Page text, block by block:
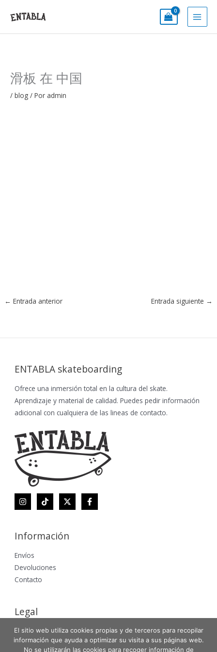
滑板 在 中国
/blog / Por admin
← Entrada anterior Entrada siguiente →
ENTABLA skateboarding
Ofrece una inmersión total en la cultura del skate.
Aprendizaje y material de calidad. Puedes pedir información
adicional con cualquiera de las lineas de contacto.
Información
Envíos
Devoluciones
Contacto
Legal
Aviso Legal
Política de Privacidad
El sitio web utiliza cookies propias y de terceros para recopilar
información que ayuda a optimizar su visita a sus páginas web.
No se utilizarán las cookies para recoger información de